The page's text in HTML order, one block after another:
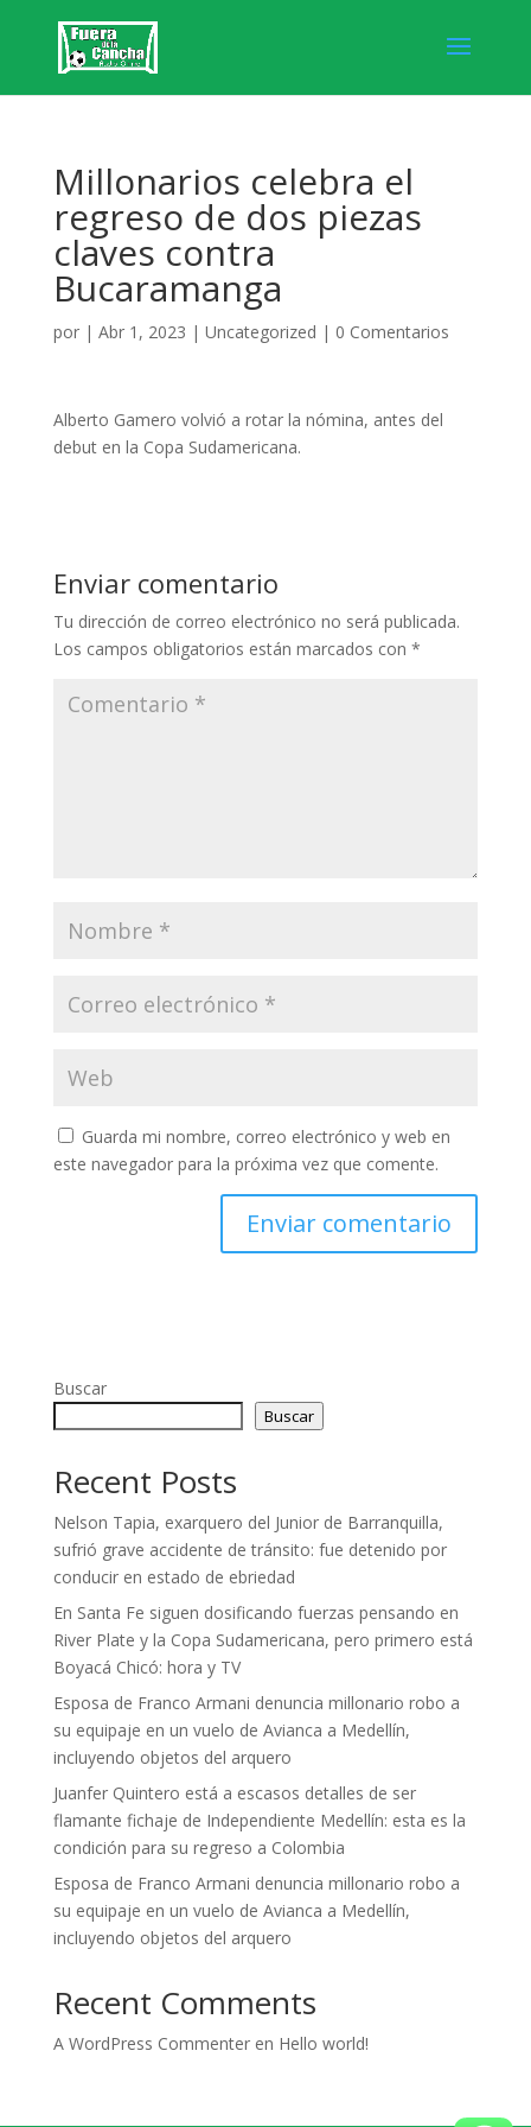
Millonarios celebra el
regreso de dos piezas
claves contra
Bucaramanga
por | Abr 1, 2023 | Uncategorized | 0 Comentarios
Alberto Gamero volvió a rotar la nómina, antes del
debut en la Copa Sudamericana.
Enviar comentario
Tu dirección de correo electrónico no será publicada.
Los campos obligatorios están marcados con *
Guarda mi nombre, correo electrónico y web en
este navegador para la próxima vez que comente.
Buscar
Buscar
Recent Posts
Nelson Tapia, exarquero del Junior de Barranquilla,
sufrió grave accidente de tránsito: fue detenido por
conducir en estado de ebriedad
En Santa Fe siguen dosificando fuerzas pensando en
River Plate y la Copa Sudamericana, pero primero está
Boyacá Chicó: hora y TV
Esposa de Franco Armani denuncia millonario robo a
su equipaje en un vuelo de Avianca a Medellín,
incluyendo objetos del arquero
Juanfer Quintero está a escasos detalles de ser
flamante fichaje de Independiente Medellín: esta es la
condición para su regreso a Colombia
Esposa de Franco Armani denuncia millonario robo a
su equipaje en un vuelo de Avianca a Medellín,
incluyendo objetos del arquero
Recent Comments
A WordPress Commenteren Hello world!